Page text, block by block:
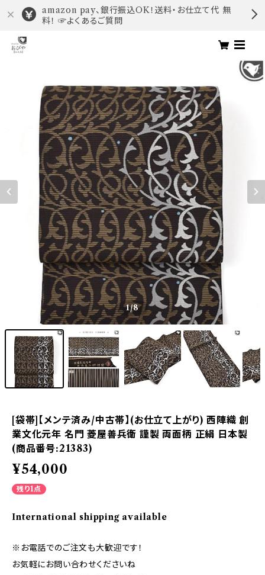
amazon pay、銀行振込OK！送料・お仕立て代 無
料！ ☞よくあるご質問
1/8
[袋帯]【メンテ済み/中古帯】(お仕立て上がり) 西陣織 創
業文化元年 名門 菱屋善兵衛 謹製 両面柄 正絹 日本製
(商品番号:21383)
¥54,000
残り1点
International shipping available
※お電話でのご注文も大歓迎です！
お気軽にお問い合わせくださいね